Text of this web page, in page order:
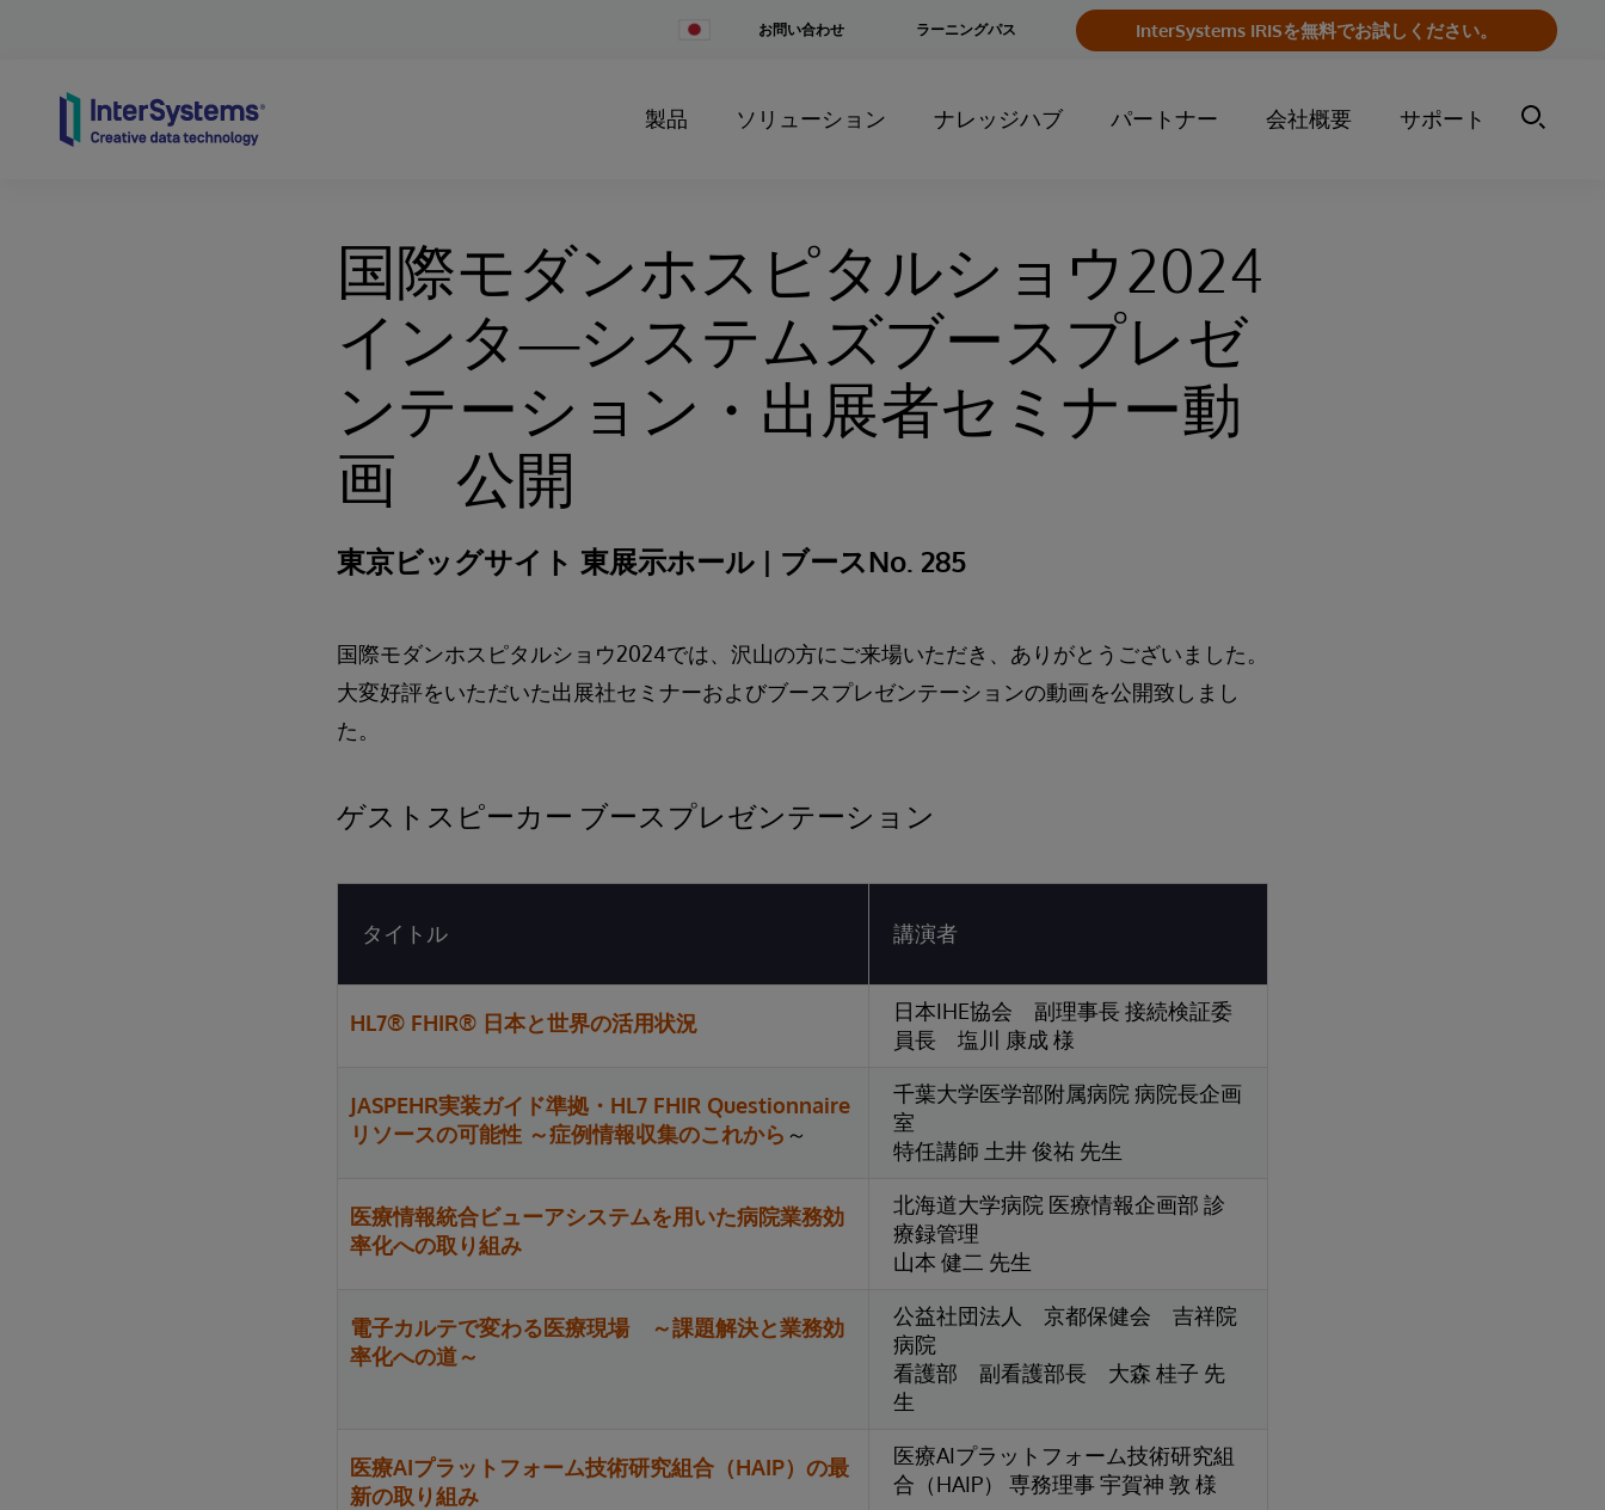
Change
お問い合わせ InterSystems IRISを無料でお試しください。
ラーニングパス
製品 ソリューション ナレッジハブ パートナー 会社概要 サポート
国際モダンホスピタルショウ2024
インタ―システムズブースプレゼ
ンテーション・出展者セミナー動
画 公開
東京ビッグサイト 東展示ホール | ブースNo. 285
国際モダンホスピタルショウ2024では、沢山の方にご来場いただき、ありがとうございました。
大変好評をいただいた出展社セミナーおよびブースプレゼンテーションの動画を公開致しまし
た。
ゲストスピーカー ブースプレゼンテーション
タイトル 講演者
HL7® FHIR® 日本と世界の活用状況
日本IHE協会 副理事長 接続検証委
員長 塩川 康成 様
JASPEHR実装ガイド準拠・HL7 FHIR Questionnaire
リソースの可能性 ～症例情報収集のこれから ～
千葉大学医学部附属病院 病院長企画
室
特任講師 土井 俊祐 先生
医療情報統合ビューアシステムを用いた病院業務効
率化への取り組み
北海道大学病院 医療情報企画部 診
療録管理
山本 健二 先生
電子カルテで変わる医療現場 ～課題解決と業務効
率化への道～
公益社団法人 京都保健会 吉祥院
病院
看護部 副看護部長 大森 桂子 先
生
医療AIプラットフォーム技術研究組合（HAIP）の最
新の取り組み
医療AIプラットフォーム技術研究組
合（HAIP） 専務理事 宇賀神 敦 様